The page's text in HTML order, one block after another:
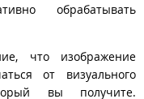
обрабатывать
что изображение
от визуального
вы получите.